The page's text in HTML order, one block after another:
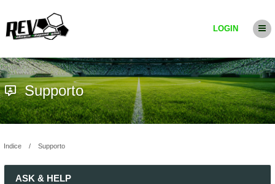
LOGIN
Supporto
Indice Supporto
ASK & HELP